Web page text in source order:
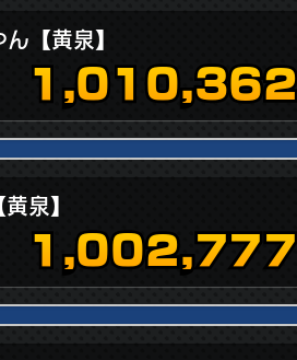
【黄泉】
1,010,362
泉】
1,002,777